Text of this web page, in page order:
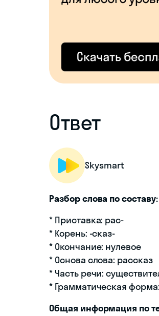
Ответ
Skysmart
Разбор слова по
* Приставка: рас-
* Корень: -сказ-
* Окончание: нулевое
* Основа слова: рассказ
* Часть речи:
* Грамматическая
Общая информация по